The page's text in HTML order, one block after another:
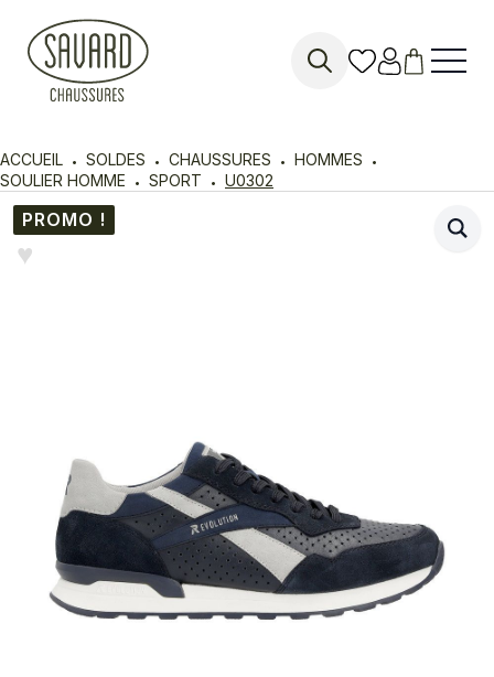
ACCUEIL SOLDES CHAUSSURES
HOMMES
SOULIER HOMME
SPORT U0302
PROMO !
♥︎